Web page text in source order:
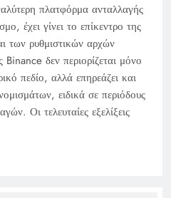
πλατφόρμα ανταλλαγής
έχει γίνει το επίκεντρο της
των ρυθμιστικών αρχών
δεν περιορίζεται μόνο
πεδίο, αλλά επηρεάζει και
ειδικά σε περιόδους
Οι τελευταίες εξελίξεις